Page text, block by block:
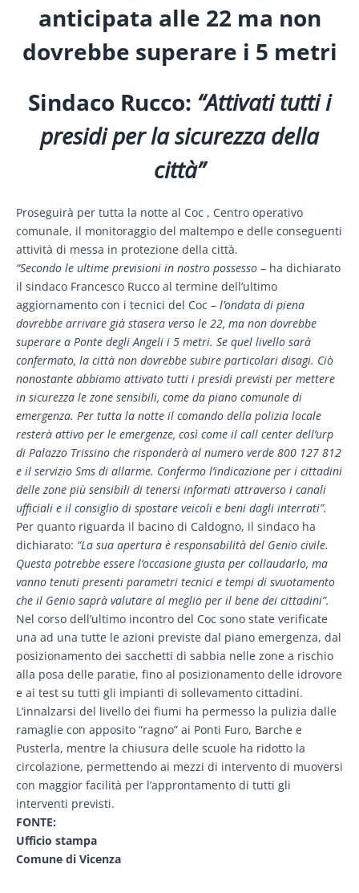
anticipata alle 22 ma non
dovrebbe superare i 5 metri
Sindaco Rucco: “Attivati tutti i
presidi per la sicurezza della
città”
Proseguirà per tutta la notte al Coc , Centro operativo
comunale, il monitoraggio del maltempo e delle conseguenti
attività di messa in protezione della città.
“Secondo le ultime previsioni in nostro possesso – ha dichiarato
il sindaco Francesco Rucco al termine dell’ultimo
aggiornamento con i tecnici del Coc – l’ondata di piena
dovrebbe arrivare già stasera verso le 22, ma non dovrebbe
superare a Ponte degli Angeli i 5 metri. Se quel livello sarà
confermato, la città non dovrebbe subire particolari disagi. Ciò
nonostante abbiamo attivato tutti i presidi previsti per mettere
in sicurezza le zone sensibili, come da piano comunale di
emergenza. Per tutta la notte il comando della polizia locale
resterà attivo per le emergenze, così come il call center dell’urp
di Palazzo Trissino che risponderà al numero verde 800 127 812
e il servizio Sms di allarme. Confermo l’indicazione per i cittadini
delle zone più sensibili di tenersi informati attraverso i canali
ufficiali e il consiglio di spostare veicoli e beni dagli interrati”.
Per quanto riguarda il bacino di Caldogno, il sindaco ha
dichiarato: “La sua apertura è responsabilità del Genio civile.
Questa potrebbe essere l’occasione giusta per collaudarlo, ma
vanno tenuti presenti parametri tecnici e tempi di svuotamento
che il Genio saprà valutare al meglio per il bene dei cittadini”.
Nel corso dell’ultimo incontro del Coc sono state verificate
una ad una tutte le azioni previste dal piano emergenza, dal
posizionamento dei sacchetti di sabbia nelle zone a rischio
alla posa delle paratie, fino al posizionamento delle idrovore
e ai test su tutti gli impianti di sollevamento cittadini.
L’innalzarsi del livello dei fiumi ha permesso la pulizia dalle
ramaglie con apposito “ragno” ai Ponti Furo, Barche e
Pusterla, mentre la chiusura delle scuole ha ridotto la
circolazione, permettendo ai mezzi di intervento di muoversi
con maggior facilità per l’approntamento di tutti gli
interventi previsti.
FONTE:
Ufficio stampa
Comune di Vicenza